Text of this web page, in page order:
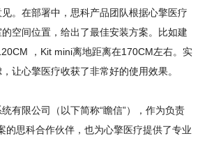
。在部署中，思科产品团队根据心擎医疗
空间位置，给出了最佳安装方案。比如建
，Kit mini离地距离在170CM左右。实
让心擎医疗收获了非常好的使用效果。
有限公司（以下简称“瞻信”），作为负责
的思科合作伙伴，也为心擎医疗提供了专业